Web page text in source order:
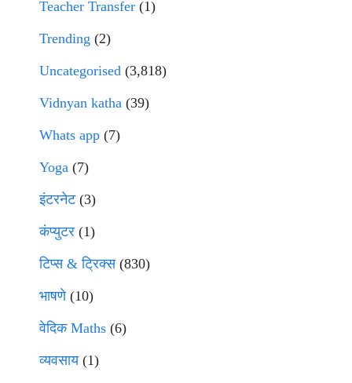
Teacher Transfer (1)
Trending (2)
Uncategorised (3,818)
Vidnyan katha (39)
Whats app (7)
Yoga (7)
इंटरनेट(3)
कंप्युटर (1)
टिप्स & ट्रिक्स(830)
भाषणे(10)
वेदिक Maths (6)
व्यवसाय(1)